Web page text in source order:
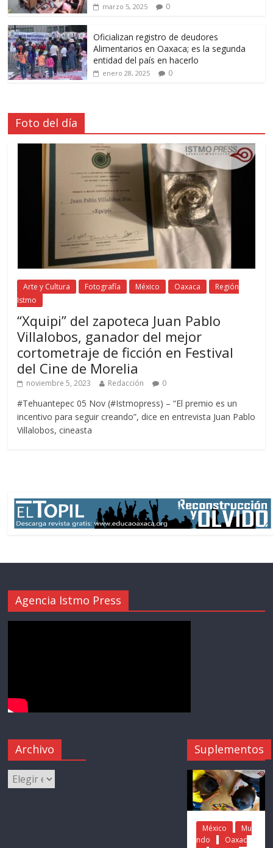
marzo 5, 2025 0
Oficializan registro de deudores
Alimentarios en Oaxaca; es la segunda
entidad del país en hacerlo
enero 28, 2025 0
Foto del día
Arte y Cultura Fotografía México Oaxaca
Región
Istmo
“Xquipi” del zapoteca Juan Pablo
Villalobos, ganador del mejor
cortometraje de ficción en Festival
del Cine de Morelia
noviembre 5, 2023 Redacción 0
#Tehuantepec 05 Nov (#Istmopress) – “El premio es un
incentivo para seguir creando”, dice en entrevista Juan Pablo
Villalobos, cineasta
Agencia Istmo Press
Archivo Suplementos
México
Mu
ndo
Oaxac